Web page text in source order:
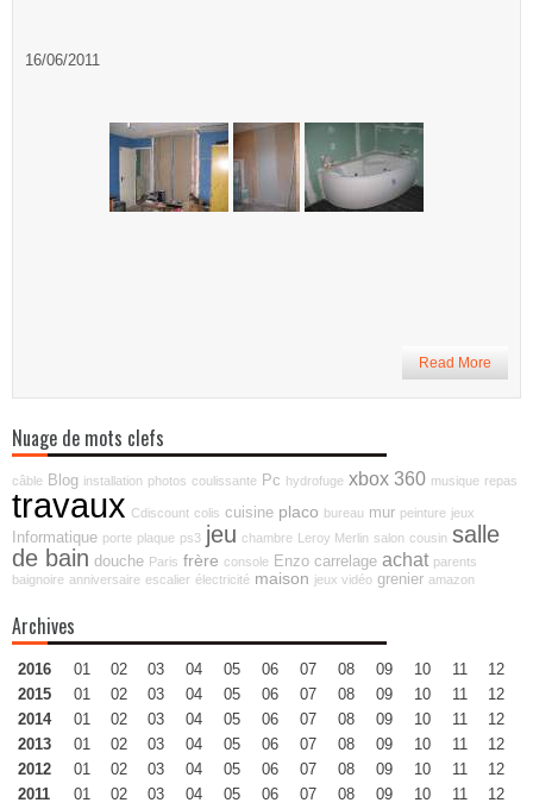
16/06/2011
Read More
Nuage de mots clefs
câble Blog installation photos coulissante Pc hydrofuge xbox 360 musique repas
travaux Cdiscount colis cuisine placo bureau mur peinture jeux
Informatique porte plaque ps3 jeu chambre Leroy Merlin salon cousin salle
de bain douche Paris frère console Enzo carrelage achat parents
baignoire anniversaire escalier électricité maison jeux vidéo grenier amazon
Archives
2016 01 02 03 04 05 06 07 08 09 10 11
12
2015
01 02 03 04 05 06 07 08 09 10 11
12
2014
01 02 03 04 05 06 07 08 09 10 11
12
2013
01 02 03 04 05 06 07 08 09 10 11
12
2012
01 02 03 04 05 06 07 08 09 10 11
12
2011
01 02 03 04 05 06 07 08 09 10 11
12